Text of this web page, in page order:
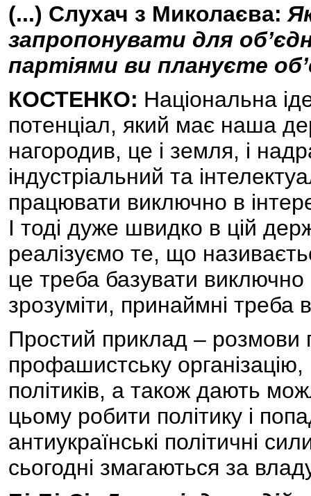
(...) Слухач з Миколаєва:
запропонувати для
партіями ви плануєте
КОСТЕНКО: Національна
потенціал, який має наша
нагородив, це і земля, і
індустріальний та
працювати виключно в
І тоді дуже швидко в цій
реалізуємо те, що
це треба базувати виключно
зрозуміти, принаймні треба
Простий приклад –
профашистську
політиків, а також дають
цьому робити політику і
антиукраїнські політичні
сьогодні змагаються за